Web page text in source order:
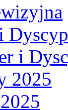
i
2025